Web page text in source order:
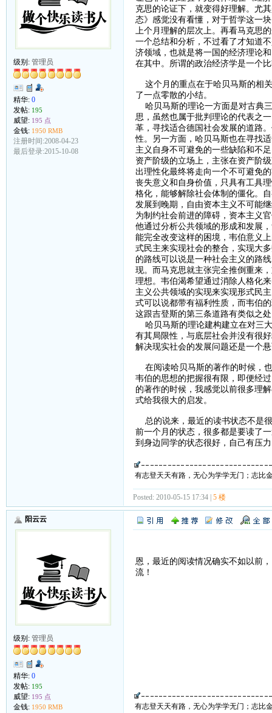
级别: 管理员
精华: 0
发帖: 195
威望: 195 点
金钱: 1950 RMB
注册时间:2008-04-23
最后登录:2015-10-08
克思的论证下，就变得好理解。尤
态》感觉没有看懂，对于哲学这一
上个月理解的层次上。再看马克思
一个总结和分析，不过看了才知道
济领域，也就是将一国的经济理论
在其中。所谓的政治经济学是一个
这个月的重点在于哈贝马斯的相
了一点零散的小结。
哈贝马斯的理论一方面是对古典
思，虽然也属于批判理论的代表之
革，寻找适合德国社会发展的道路
性。另一方面，哈贝马斯也在寻找
主义自身不可避免的一些缺陷和不
资产阶级的立场上，主张在资产阶
出理性化最终将走向一个不可避免
丧失意义和自身价值，只具有工具
格化，能够解除社会体制的僵化。
发展到晚期，自由资本主义不可能
为制约社会前进的障碍，资本主义
他通过分析公共领域的形成和发展
能完全改变这样的困境，韦伯意义
式民主来实现社会的整合，实现大
的路线可以说是一种社会主义的路
现。而马克思就主张完全推倒重来
理想。韦伯渴希望通过消除人格化
主义公共领域的实现来实现形式民
式可以说都带有福利性质，而韦伯
这跟吉登斯的第三条道路有类似之
哈贝马斯的理论建构建立在对三
有其局限性，与底层社会并没有很
解决现实社会的发展问题还是一个
在阅读哈贝马斯的著作的时候，
韦伯的思想的把握很有限，即便经
的著作的时候，我感觉以前很多理
式给我很大的启发。
总的说来，最近的读书状态不是
前一个月的状态，很多都是要读了
到身边同学的状态很好，自己有压
有志登天天有路，无心为学学无门；志比
Posted: 2010-05-15 17:34 | 5 楼
阳云云
级别: 管理员
精华: 0
发帖: 195
威望: 195 点
金钱: 1950 RMB
恩，最近的阅读情况确实不如以前
流！
有志登天天有路，无心为学学无门；志比